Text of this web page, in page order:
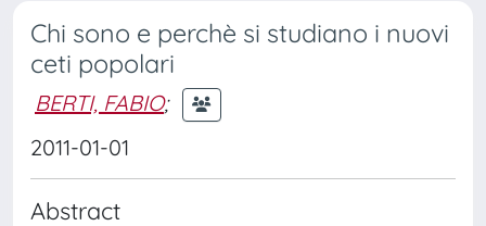
Chi sono e perchè si studiano i nuovi
ceti popolari
BERTI, FABIO;
2011-01-01
Abstract